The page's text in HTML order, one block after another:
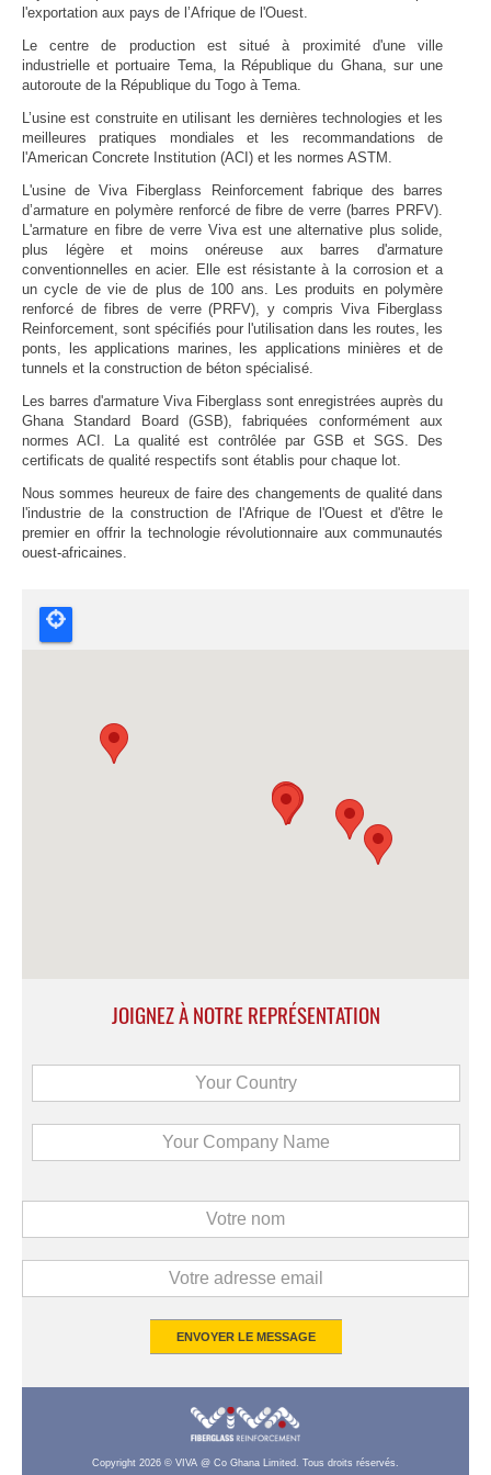
l'exportation aux pays de l’Afrique de l'Ouest.
Le centre de production est situé à proximité d'une ville
industrielle et portuaire Tema, la République du Ghana, sur une
autoroute de la République du Togo à Tema.
L’usine est construite en utilisant les dernières technologies et les
meilleures pratiques mondiales et les recommandations de
l'American Concrete Institution (ACI) et les normes ASTM.
L'usine de Viva Fiberglass Reinforcement fabrique des barres
d’armature en polymère renforcé de fibre de verre (barres PRFV).
L'armature en fibre de verre Viva est une alternative plus solide,
plus légère et moins onéreuse aux barres d'armature
conventionnelles en acier. Elle est résistante à la corrosion et a
un cycle de vie de plus de 100 ans. Les produits en polymère
renforcé de fibres de verre (PRFV), y compris Viva Fiberglass
Reinforcement, sont spécifiés pour l'utilisation dans les routes, les
ponts, les applications marines, les applications minières et de
tunnels et la construction de béton spécialisé.
Les barres d'armature Viva Fiberglass sont enregistrées auprès du
Ghana Standard Board (GSB), fabriquées conformément aux
normes ACI. La qualité est contrôlée par GSB et SGS. Des
certificats de qualité respectifs sont établis pour chaque lot.
Nous sommes heureux de faire des changements de qualité dans
l'industrie de la construction de l'Afrique de l'Ouest et d'être le
premier en offrir la technologie révolutionnaire aux communautés
ouest-africaines.
JOIGNEZ À NOTRE REPRÉSENTATION
Copyright 2026 © VIVA @ Co Ghana Limited. Tous droits réservés.